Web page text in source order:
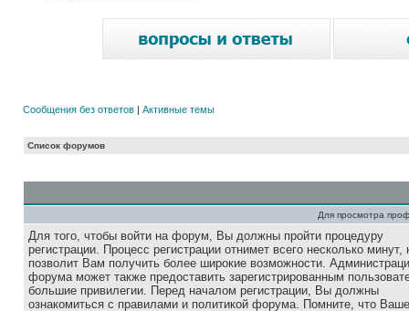
Сообщения без ответов | Активные темы
Список форумов
Для просмотра
Для того, чтобы войти на форум, Вы должны пройти процедуру
регистрации. Процесс регистрации отнимет всего несколько минут,
позволит Вам получить более широкие возможности.
форума может также предоставить зарегистрированным
большие привилегии. Перед началом регистрации, Вы должны
ознакомиться с правилами и политикой форума. Помните, что Ваше